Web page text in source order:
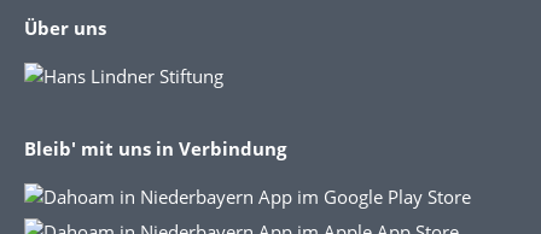
Über uns
Bleib' mit uns in Verbindung